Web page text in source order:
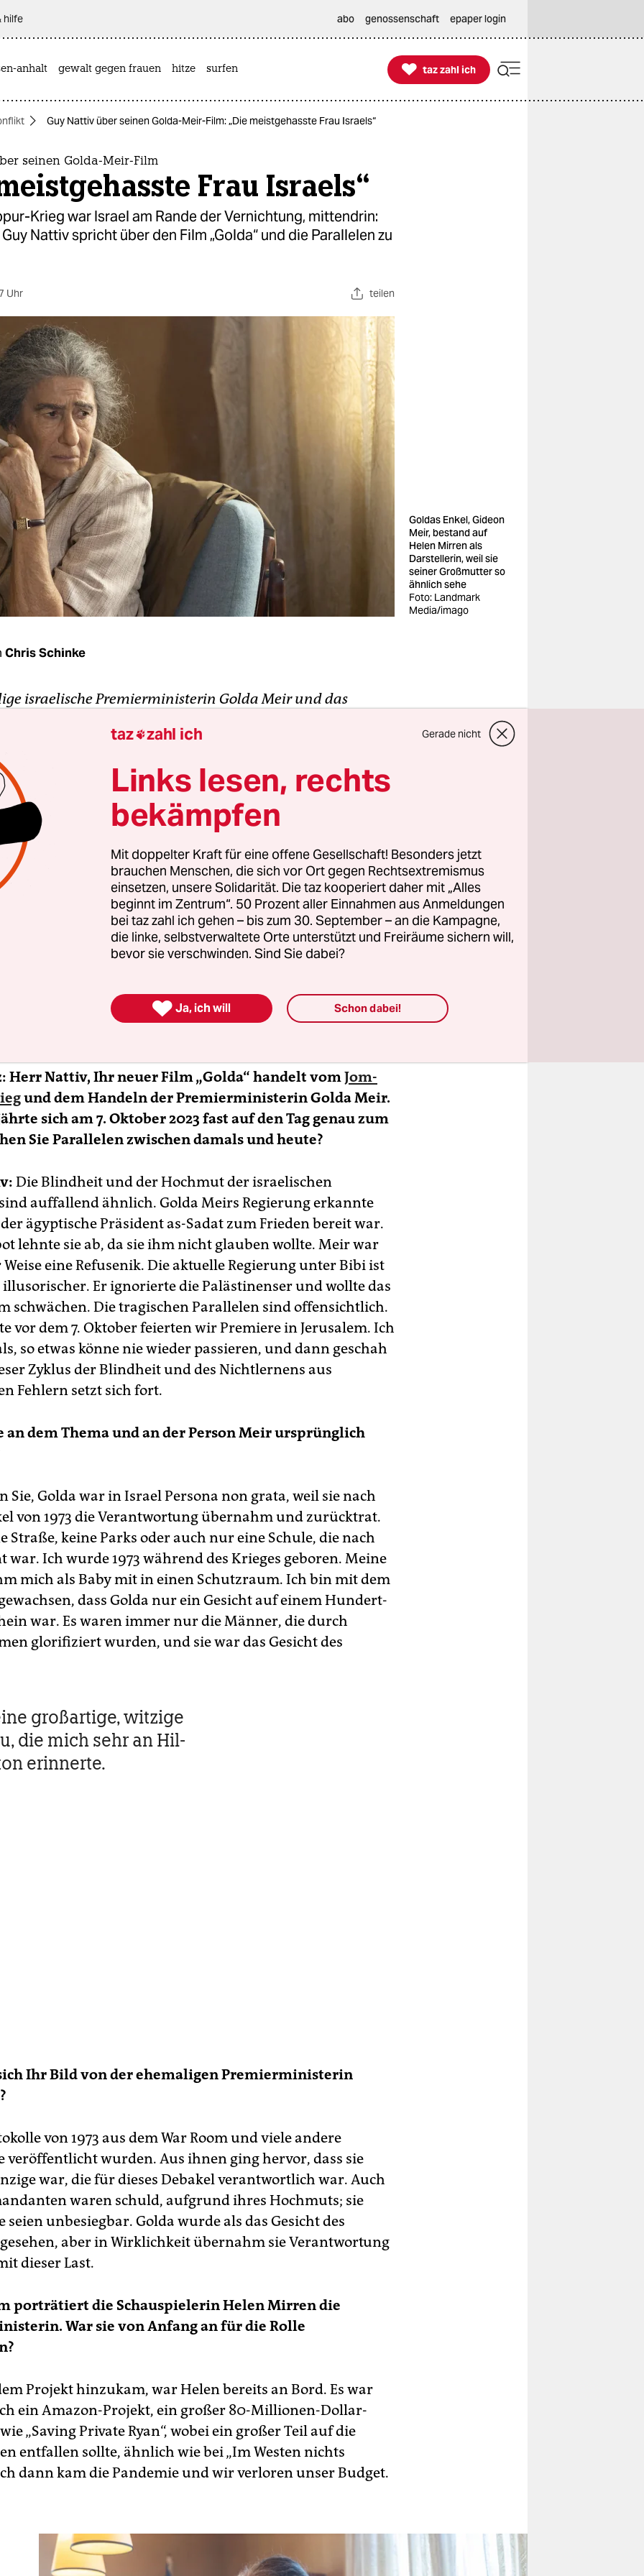
hilfe abo genossenschaft epaper login
anhalt gewalt gegen frauen hitze surfen 
taz zahl ich
taz zahl ich
Guy Nattiv über seinen Golda-Meir-Film: „Die meistgehasste Frau Israels“
seinen Golda-Meir-Film
Frau Israels“
Krieg war Israel am Rande der Vernichtung, mittendrin:
Nattiv spricht über den Film „Golda“ und die Parallelen zu
Uhr teilen
Goldas Enkel, Gideon
Meir, bestand auf
Helen Mirren als
Darstellerin, weil sie
seiner Großmutter so
ähnlich sehe
Foto: Landmark
Media/imago
Chris Schinke
israelische Premierministerin Golda Meir und das
Films „Golda“ von Guy Nattiv, der nun in die deutschen
Israel gewann diesen Krieg zwar, stand jedoch am Rand
„Golda“, mit Helen Mirren in der Hauptrolle,
sich auf wenige Tage des Kriegsgeschehens. Im Interview
offen über die Herausforderungen bei der Produktion, die
Krieges 1973 zum Geschehen am 7. Oktober und den
Antisemitismus in den USA, der weit über Israel­kritik
Guy Nattiv
of Arts. Sein Film „Golda“ feierte 2023 auf der Berlinale
Herr Nattiv, Ihr neuer Film „Golda“ handelt vomJom-
und dem Handeln der Premierministerin Golda Meir.
sich am 7. Oktober 2023 fast auf den Tag genau zum
Sie Parallelen zwischen damals und heute?
Die Blindheit und der Hochmut der israelischen
auffallend ähnlich. Golda Meirs Regierung erkannte
ägyptische Präsident as-Sadat zum Frieden bereit war.
lehnte sie ab, da sie ihm nicht glauben wollte. Meir war
eine Refusenik. Die aktuelle Regierung unter Bibi ist
illusorischer. Er ignorierte die Palästinenser und wollte das
schwächen. Die tragischen Parallelen sind offensichtlich.
vor dem 7. Oktober feierten wir Premiere in Jerusalem. Ich
so etwas könne nie wieder passieren, und dann geschah
Zyklus der Blindheit und des Nichtlernens aus
Fehlern setzt sich fort.
an dem Thema und an der Person Meir ursprünglich
Sie, Golda war in Israel Persona non grata, weil sie nach
von 1973 die Verantwortung übernahm und zurücktrat.
Straße, keine Parks oder auch nur eine Schule, die nach
war. Ich wurde 1973 während des Krieges geboren. Meine
mich als Baby mit in einen Schutzraum. Ich bin mit dem
dass Golda nur ein Gesicht auf einem Hundert-
war. Es waren immer nur die Männer, die durch
glorifiziert wurden, und sie war das Gesicht des
großartige, witzige
die mich sehr an Hil-
erinnerte.
Ihr Bild von der ehemaligen Premierministerin
von 1973 aus dem War Room und viele andere
veröffentlicht wurden. Aus ihnen ging hervor, dass sie
war, die für dieses Debakel verantwortlich war. Auch
waren schuld, aufgrund ihres Hochmuts; sie
seien unbesiegbar. Golda wurde als das Gesicht des
aber in Wirklichkeit übernahm sie Verantwortung
dieser Last.
porträtiert die Schauspielerin Helen Mirren die
War sie von Anfang an für die Rolle
Projekt hinzukam, war Helen bereits an Bord. Es war
ein Amazon-Projekt, ein großer 80-Millionen-Dollar-
„Saving Private Ryan“, wobei ein großer Teil auf die
entfallen sollte, ähnlich wie bei „Im Westen nichts
dann kam die Pandemie und wir verloren unser Budget.
taz zahl ich Gerade nicht
Links lesen, rechts
bekämpfen
Mit doppelter Kraft für eine offene Gesellschaft! Besonders jetzt
brauchen Menschen, die sich vor Ort gegen Rechtsextremismus
einsetzen, unsere Solidarität. Die taz kooperiert daher mit „Alles
beginnt im Zentrum“. 50 Prozent aller Einnahmen aus Anmeldungen
bei taz zahl ich gehen – bis zum 30. September – an die Kampagne,
die linke, selbstverwaltete Orte unterstützt und Freiräume sichern will,
bevor sie verschwinden. Sind Sie dabei?
 Ja, ich will Schon dabei!